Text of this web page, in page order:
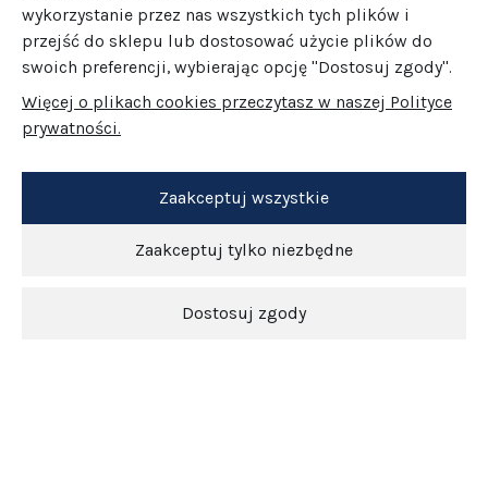
wykorzystanie przez nas wszystkich tych plików i
przejść do sklepu lub dostosować użycie plików do
swoich preferencji, wybierając opcję "Dostosuj zgody".
Więcej o plikach cookies przeczytasz w naszej Polityce
prywatności.
Zaakceptuj tylko niezbędne
Dostosuj zgody
Zaakceptuj wszystkie